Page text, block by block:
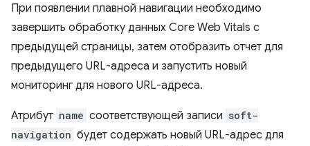
При появлении плавной навигации необходимо
завершить обработку данных Core Web Vitals с
предыдущей страницы, затем отобразить отчет для
предыдущего URL-адреса и запустить новый
мониторинг для нового URL-адреса.
Атрибут name соответствующей записи soft-
navigation будет содержать новый URL-адрес для